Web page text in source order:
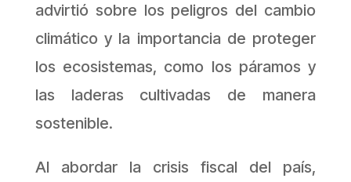
advirtió sobre los peligros del cambio
climático y la importancia de proteger
los ecosistemas, como los páramos y
las laderas cultivadas de manera
sostenible.
Al abordar la crisis fiscal del país,